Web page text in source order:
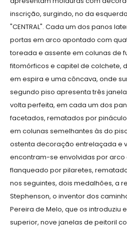
inscrição, surgindo, no da
"CENTRAL". Cada um dos panos
portas em arco apontado com
toreada e assente em colunas de
fitomórficos e capitel de colchete,
em espira e uma côncava, onde
segundo piso apresenta três
volta perfeita, em cada um dos
facetados, rematados por
em colunas semelhantes às do
ostenta decoração entrelaçada e
encontram-se envolvidas por arco
flanqueado por pilaretes,
nos seguintes, dois medalhões, a
Stephenson, o inventor dos
Pereira de Melo, que os introduziu
superior, nove janelas de peitoril